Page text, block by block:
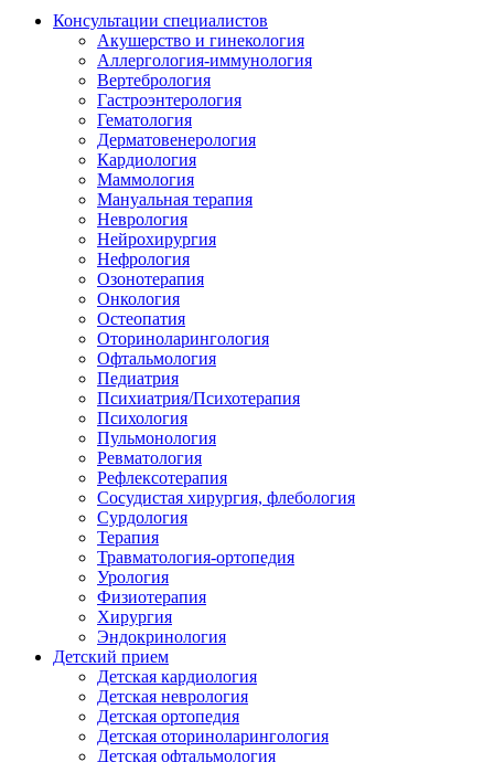
Консультации специалистов
Акушерство и гинекология
Аллергология-иммунология
Вертебрология
Гастроэнтерология
Гематология
Дерматовенерология
Кардиология
Маммология
Мануальная терапия
Неврология
Нейрохирургия
Нефрология
Озонотерапия
Онкология
Остеопатия
Оториноларингология
Офтальмология
Педиатрия
Психиатрия/Психотерапия
Психология
Пульмонология
Ревматология
Рефлексотерапия
Сосудистая хирургия, флебология
Сурдология
Терапия
Травматология-ортопедия
Урология
Физиотерапия
Хирургия
Эндокринология
Детский прием
Детская кардиология
Детская неврология
Детская ортопедия
Детская оториноларингология
Детская офтальмология